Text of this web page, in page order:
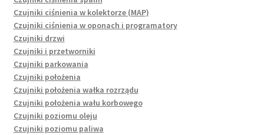
Czujniki ciśnienia w kolektorze (MAP)
Czujniki ciśnienia w oponach i programatory
Czujniki drzwi
Czujniki i przetworniki
Czujniki parkowania
Czujniki położenia
Czujniki położenia wałka rozrządu
Czujniki położenia wału korbowego
Czujniki poziomu oleju
Czujniki poziomu paliwa